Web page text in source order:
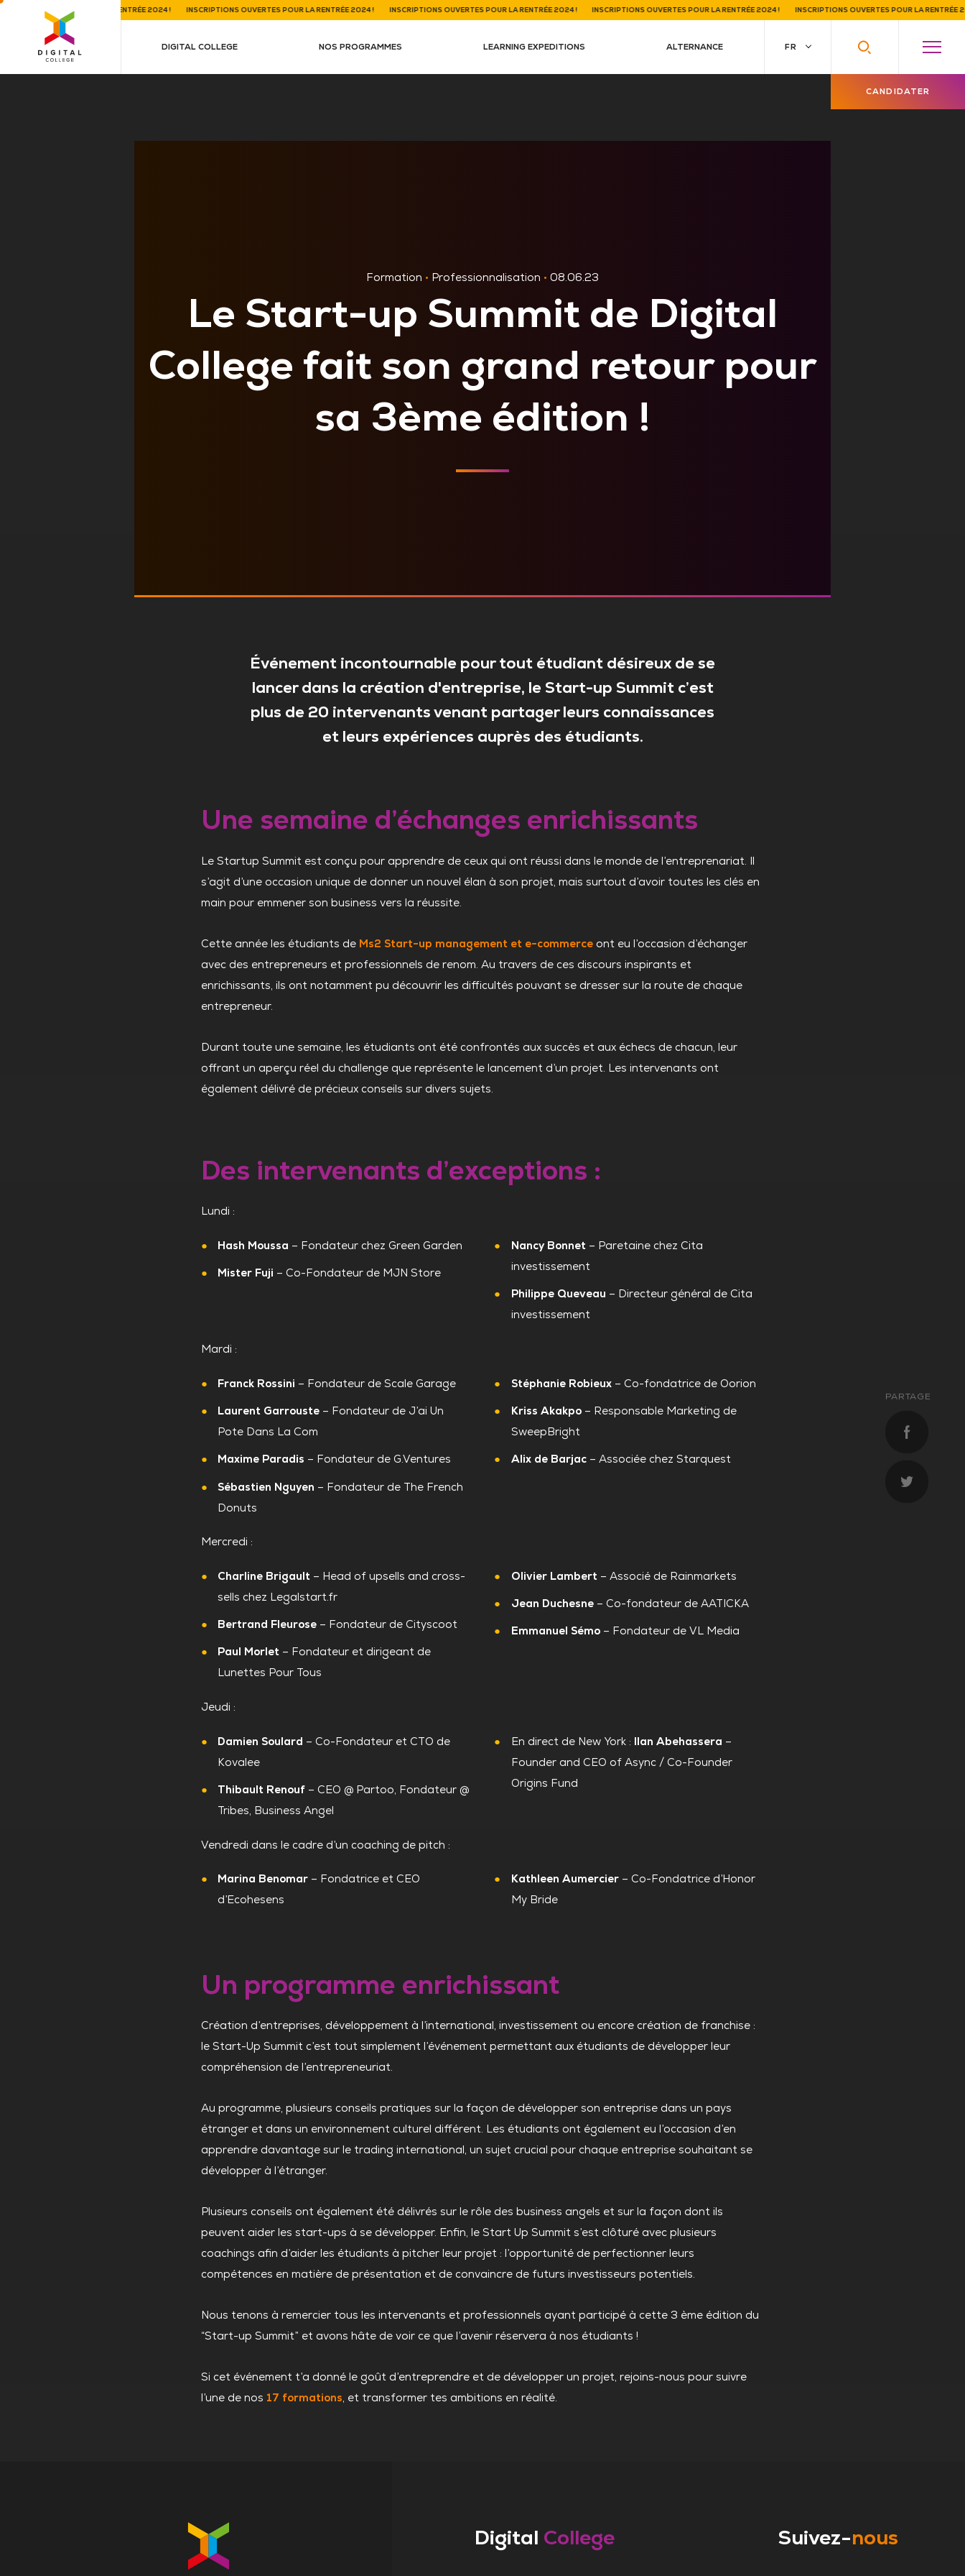
OUVERTES POUR LA RENTRÉE 2024 ! INSCRIPTIONS OUVERTES POUR LA RENTRÉE 2024 ! INSCRIPTIONS OUVERTES POUR LA RENTRÉE 2024 ! INSCRIPTIONS OUVERTES POUR LA RENTRÉE 2024 ! INSCRIPTIONS OUVERTES POUR LA RENTRÉE 2024 !
DIGITAL COLLEGE NOS PROGRAMMES LEARNING EXPEDITIONS ALTERNANCE
CANDIDATER
Formation • Professionnalisation • 08.06.23
Le Start-up Summit de Digital
College fait son grand retour pour
sa 3ème édition !
PARTAGE
Événement incontournable pour tout étudiant désireux de se
lancer dans la création d'entreprise, le Start-up Summit c’est
plus de 20 intervenants venant partager leurs connaissances
et leurs expériences auprès des étudiants.
Une semaine d’échanges enrichissants
Le Startup Summit est conçu pour apprendre de ceux qui ont réussi dans le monde de l’entreprenariat. Il
s’agit d’une occasion unique de donner un nouvel élan à son projet, mais surtout d’avoir toutes les clés en
main pour emmener son business vers la réussite.
Cette année les étudiants de Ms2 Start-up management et e-commerce ont eu l’occasion d’échanger
avec des entrepreneurs et professionnels de renom. Au travers de ces discours inspirants et
enrichissants, ils ont notamment pu découvrir les difficultés pouvant se dresser sur la route de chaque
entrepreneur.
Durant toute une semaine, les étudiants ont été confrontés aux succès et aux échecs de chacun, leur
offrant un aperçu réel du challenge que représente le lancement d’un projet. Les intervenants ont
également délivré de précieux conseils sur divers sujets.
Des intervenants d’exceptions :
Lundi :
Hash Moussa – Fondateur chez Green Garden
Mister Fuji – Co-Fondateur de MJN Store
Nancy Bonnet – Paretaine chez Cita
investissement
Philippe Queveau – Directeur général de Cita
investissement
Mardi :
Franck Rossini – Fondateur de Scale Garage
Laurent Garrouste – Fondateur de J’ai Un
Pote Dans La Com
Maxime Paradis – Fondateur de G.Ventures
Sébastien Nguyen – Fondateur de The French
Donuts
Stéphanie Robieux– Co-fondatrice de Oorion
Kriss Akakpo– Responsable Marketing de
SweepBright
Alix de Barjac– Associée chez Starquest
Mercredi :
Charline Brigault – Head of upsells and cross-
sells chez Legalstart.fr
Bertrand Fleurose – Fondateur de Cityscoot
Paul Morlet – Fondateur et dirigeant de
Lunettes Pour Tous
Olivier Lambert – Associé de Rainmarkets
Jean Duchesne– Co-fondateur de AATICKA
Emmanuel Sémo– Fondateur de VL Media
Jeudi :
Damien Soulard – Co-Fondateur et CTO de
Kovalee
Thibault Renouf – CEO @ Partoo, Fondateur @
Tribes, Business Angel
En direct de New York : Ilan Abehassera –
Founder and CEO of Async / Co-Founder
Origins Fund
Vendredi dans le cadre d’un coaching de pitch :
Marina Benomar – Fondatrice et CEO
d’Ecohesens
Kathleen Aumercier– Co-Fondatrice d’Honor
My Bride
Un programme enrichissant
Création d’entreprises, développement à l’international, investissement ou encore création de franchise :
le Start-Up Summit c’est tout simplement l’événement permettant aux étudiants de développer leur
compréhension de l’entrepreneuriat.
Au programme, plusieurs conseils pratiques sur la façon de développer son entreprise dans un pays
étranger et dans un environnement culturel différent. Les étudiants ont également eu l’occasion d’en
apprendre davantage sur le trading international, un sujet crucial pour chaque entreprise souhaitant se
développer à l’étranger.
Plusieurs conseils ont également été délivrés sur le rôle des business angels et sur la façon dont ils
peuvent aider les start-ups à se développer. Enfin, le Start Up Summit s’est clôturé avec plusieurs
coachings afin d’aider les étudiants à pitcher leur projet : l’opportunité de perfectionner leurs
compétences en matière de présentation et de convaincre de futurs investisseurs potentiels.
Nous tenons à remercier tous les intervenants et professionnels ayant participé à cette 3 ème édition du
“Start-up Summit” et avons hâte de voir ce que l’avenir réservera à nos étudiants !
Si cet événement t’a donné le goût d’entreprendre et de développer un projet, rejoins-nous pour suivre
l’une de nos 17 formations, et transformer tes ambitions en réalité.
Digital College Suivez-nous